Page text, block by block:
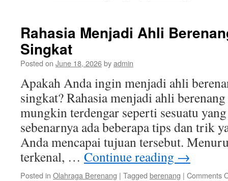
Rahasia Menjadi Ahli
Singkat
Posted on June 18, 2026byadmin
Apakah Anda ingin menjadi ahli
singkat? Rahasia menjadi ahli
mungkin terdengar seperti sesuatu
sebenarnya ada beberapa tips dan trik
Anda mencapai tujuan tersebut.
terkenal, … Continue reading →
Posted in Olahraga Berenang | Tagged berenang | Comments